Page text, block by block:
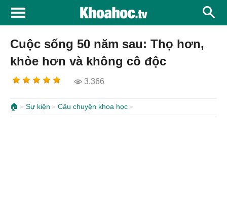
Cuộc sống 50 năm sau: Thọ hơn,
khỏe hơn và không cô độc
3.366
🏠 Sự kiện Câu chuyện khoa học